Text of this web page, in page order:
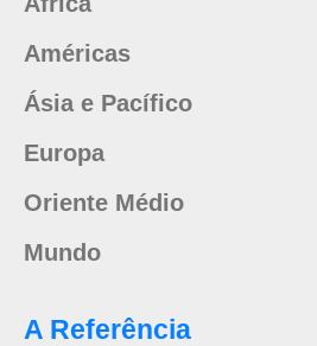
Américas
Ásia e Pacífico
Europa
Oriente Médio
Mundo
A Referência